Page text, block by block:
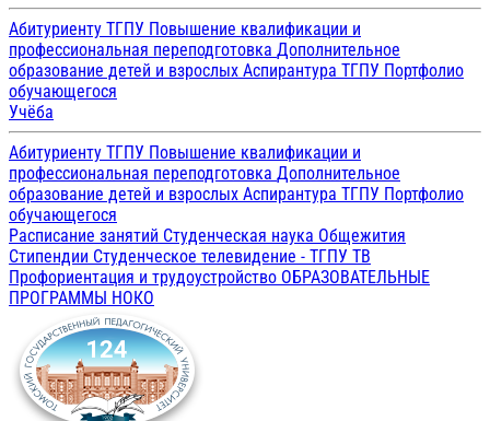
Абитуриенту ТГПУ Повышение квалификации и
профессиональная переподготовка Дополнительное
образование детей и взрослых Аспирантура ТГПУ Портфолио
обучающегося
Учёба
Абитуриенту ТГПУ Повышение квалификации и
профессиональная переподготовка Дополнительное
образование детей и взрослых Аспирантура ТГПУ Портфолио
обучающегося
Расписание занятий Студенческая наука Общежития
Стипендии Студенческое телевидение - ТГПУ ТВ
Профориентация и трудоустройство ОБРАЗОВАТЕЛЬНЫЕ
ПРОГРАММЫ НОКО